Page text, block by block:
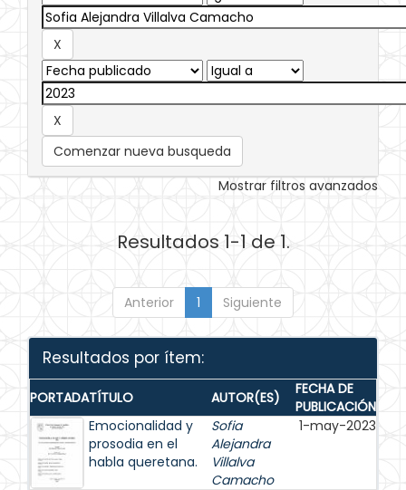
Comenzar nueva busqueda
Mostrar filtros avanzados
Resultados 1-1 de 1.
Anterior 1 Siguiente
Resultados por ítem:
PORTADATÍTULO AUTOR(ES)
FECHA DE
PUBLICACIÓN
Emocionalidad y
prosodia en el
habla queretana.
Sofia
Alejandra
Villalva
Camacho
1-may-2023